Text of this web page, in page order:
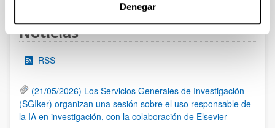
Denegar
Noticias
RSS
(21/05/2026) Los Servicios Generales de Investigación
(SGIker) organizan una sesión sobre el uso responsable de
la IA en investigación, con la colaboración de Elsevier